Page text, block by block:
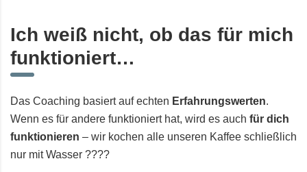
Ich weiß nicht, ob das für mich
funktioniert…
Das Coaching basiert auf echten Erfahrungswerten.
Wenn es für andere funktioniert hat, wird es auch für dich
funktionieren – wir kochen alle unseren Kaffee schließlich
nur mit Wasser ????